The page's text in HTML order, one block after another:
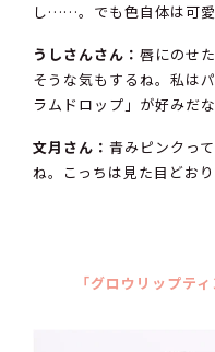
し……。でも色自体は可愛
うしさんさん：唇にのせ
そうな気もするね。私は
ラムドロップ」が好みだな
文月さん：青みピンクっ
ね。こっちは見た目どお
「グロウリップテ